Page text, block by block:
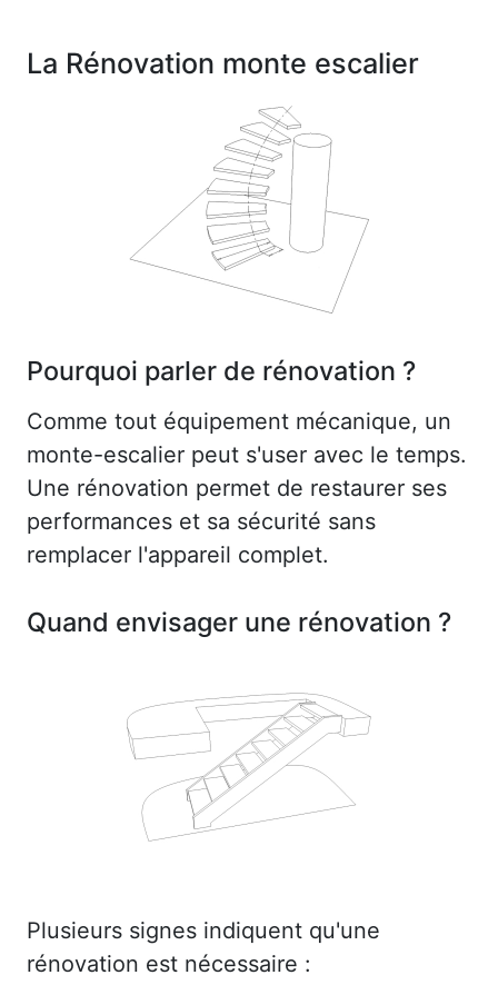
La Rénovation monte escalier
Pourquoi parler de rénovation ?
Comme tout équipement mécanique, un
monte-escalier peut s'user avec le temps.
Une rénovation permet de restaurer ses
performances et sa sécurité sans
remplacer l'appareil complet.
Quand envisager une rénovation ?
Plusieurs signes indiquent qu'une
rénovation est nécessaire :